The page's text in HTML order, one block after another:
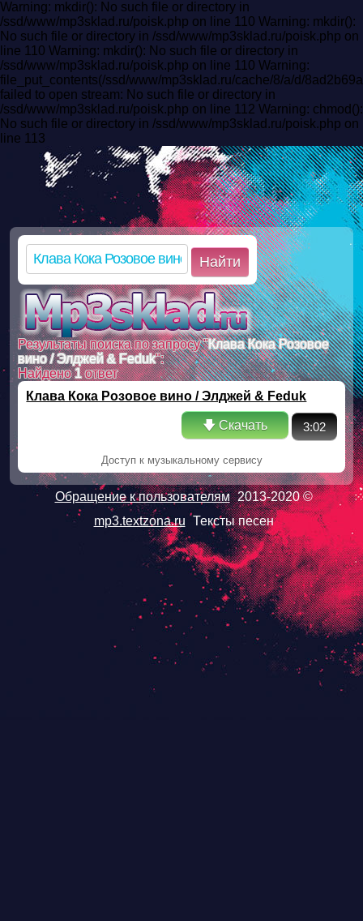
Warning: mkdir(): No such file or directory in
/ssd/www/mp3sklad.ru/poisk.php on line 110 Warning: mkdir():
No such file or directory in /ssd/www/mp3sklad.ru/poisk.php on
line 110 Warning: mkdir(): No such file or directory in
/ssd/www/mp3sklad.ru/poisk.php on line 110 Warning:
file_put_contents(/ssd/www/mp3sklad.ru/cache/8/a/d/
failed to open stream: No such file or directory in
/ssd/www/mp3sklad.ru/poisk.php on line 112 Warning: chmod():
No such file or directory in /ssd/www/mp3sklad.ru/poisk.php on
line 113
Найти
Результаты поиска по запросу "Клава Кока Розовое
вино / Элджей & Feduk":
Найдено1ответ
Клава Кока Розовое вино / Элджей & Feduk
🡇 Скачать 3:02
Доступ к музыкальному сервису
Обращение к пользователям 2013-2020 ©
mp3.textzona.ru Тексты песен